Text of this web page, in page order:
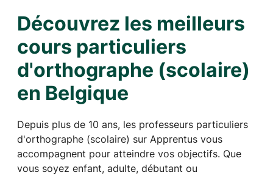
Découvrez les meilleurs
cours particuliers
d'orthographe (scolaire)
en Belgique
Depuis plus de 10 ans, les professeurs particuliers
d'orthographe (scolaire) sur Apprentus vous
accompagnent pour atteindre vos objectifs. Que
vous soyez enfant, adulte, débutant ou